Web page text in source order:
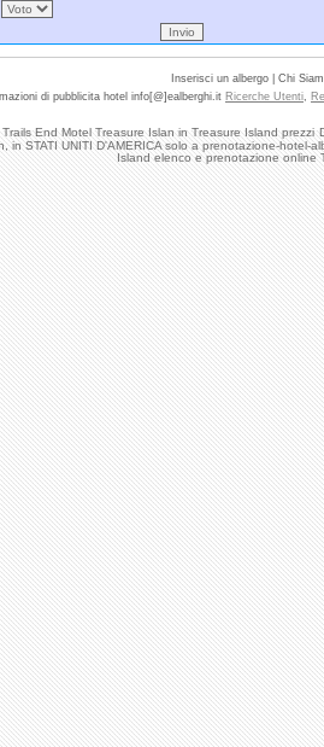
End Motel Treasure Islan in Treasure Island prezzi
in STATI UNITI D'AMERICA solo a prenotazione-
Island elenco e prenotazione online
Inserisci un albergo | Chi
di pubblicita hotel info[@]ealberghi.it Ricerche Utenti,